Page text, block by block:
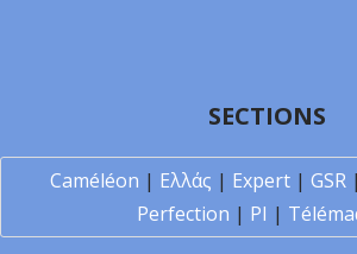
SECTIONS
Caméléon | Ελλάς | Expert| GSR|
Perfection | PI |